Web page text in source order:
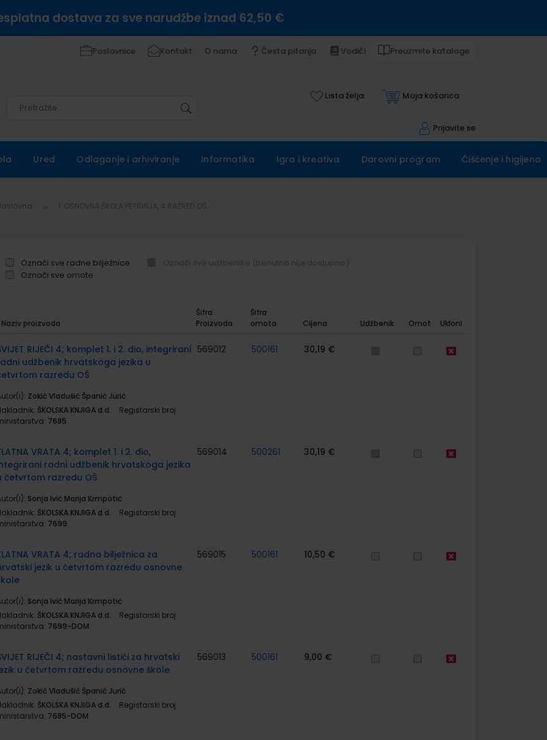
dostava za sve narudžbe iznad 62,50 €
Poslovnice Kontakt O nama Česta pitanja Vodiči Preuzmite kataloge
Lista želja Moja košarica
Prijavite se
Ured Odlaganje i arhiviranje Informatika Igra i kreativa Darovni program Čišćenje i higijena
Označi sve radne bilježnice
Označi sve omote
Naziv proizvoda
Šifra
Proizvoda
Šifra
omota
Cijena Udžbenik Omot Ukloni
RIJEČI 4; komplet 1. i 2. dio, integrirani
udžbenik hrvatskoga jezika u
razredu OŠ
Zokić Vladušić Španić Jurić
ŠKOLSKA KNJIGA d.d.
Registarski broj
7685
569012 500161 30,19 €
VRATA 4; komplet 1. i 2. dio,
radni udžbenik hrvatskoga jezika
četvrtom razredu OŠ
Sonja Ivić Marija Krmpotić
ŠKOLSKA KNJIGA d.d.
Registarski broj
7699
569014 500261 30,19 €
VRATA 4; radna bilježnica za
jezik u četvrtom razredu osnovne
Sonja Ivić Marija Krmpotić
ŠKOLSKA KNJIGA d.d.
Registarski broj
7699-DOM
569015 500161 10,50 €
RIJEČI 4; nastavni listići za hrvatski
u četvrtom razredu osnovne škole
Zokić Vladušić Španić Jurić
ŠKOLSKA KNJIGA d.d.
Registarski broj
7685-DOM
569013 500161 9,00 €